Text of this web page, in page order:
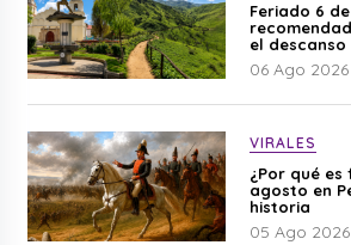
Feriado 6
el descanso
06 Ago 2026
VIRALES
¿Por qué
agosto en
historia
05 Ago 2026